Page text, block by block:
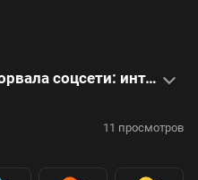
25-летняя стоматолог взорвала соцсети: интервью с самым милым хирургом. Видео
11 просмотров